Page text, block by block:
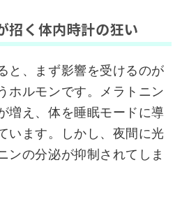
招く体内時計の狂い
と、まず影響を受けるのが
ホルモンです。メラトニン
増え、体を睡眠モードに導
います。しかし、夜間に光
ンの分泌が抑制されてしま